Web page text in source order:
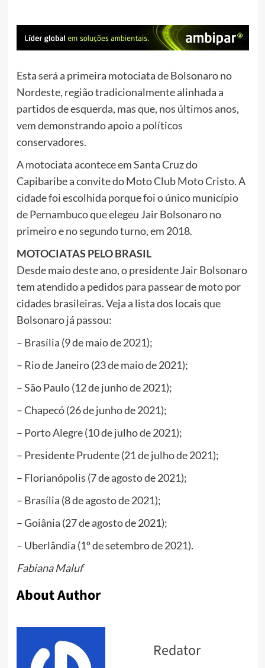
Esta será a primeira motociata de Bolsonaro no
Nordeste, região tradicionalmente alinhada a
partidos de esquerda, mas que, nos últimos anos,
vem demonstrando apoio a políticos
conservadores.
A motociata acontece em Santa Cruz do
Capibaribe a convite do Moto Club Moto Cristo. A
cidade foi escolhida porque foi o único município
de Pernambuco que elegeu Jair Bolsonaro no
primeiro e no segundo turno, em 2018.
MOTOCIATAS PELO BRASIL
Desde maio deste ano, o presidente Jair Bolsonaro
tem atendido a pedidos para passear de moto por
cidades brasileiras. Veja a lista dos locais que
Bolsonaro já passou:
– Brasília (9 de maio de 2021);
– Rio de Janeiro (23 de maio de 2021);
– São Paulo (12 de junho de 2021);
– Chapecó (26 de junho de 2021);
– Porto Alegre (10 de julho de 2021);
– Presidente Prudente (21 de julho de 2021);
– Florianópolis (7 de agosto de 2021);
– Brasília (8 de agosto de 2021);
– Goiânia (27 de agosto de 2021);
– Uberlândia (1º de setembro de 2021).
Fabiana Maluf
About Author
Redator